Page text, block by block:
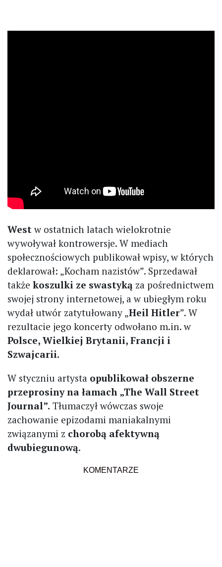
Westw ostatnich latach wielokrotnie
wywoływał kontrowersje. W mediach
społecznościowych publikował wpisy, w których
deklarował: „Kocham nazistów”. Sprzedawał
także koszulki ze swastyką za pośrednictwem
swojej strony internetowej, a w ubiegłym roku
wydał utwór zatytułowany „Heil Hitler”. W
rezultacie jego koncerty odwołano m.in. w
Polsce, Wielkiej Brytanii, Francji i
Szwajcarii.
W styczniu artysta opublikował obszerne
przeprosiny na łamach „The Wall Street
Journal”. Tłumaczył wówczas swoje
zachowanie epizodami maniakalnymi
związanymi z chorobą afektywną
dwubiegunową.
KOMENTARZE